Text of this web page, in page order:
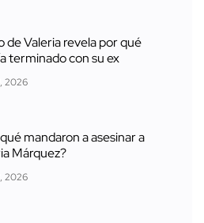
de Valeria revela por qué
terminado con su ex
2026
mandaron a asesinar a
Márquez?
2026